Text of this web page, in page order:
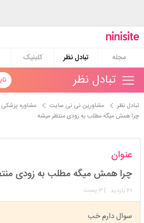
مجله
تبادل نظر کلینیک
تبادل نظر
تبادل نظر مشاورین نی نی سایت
مشاوره پزشکی
چرا همش میگه مطلب به زودی منتظر میشه
استارتر
تعداد پست: 34
عنوان
چرا همش میگه مطلب به زودی
21 بازدید | 3 پست
سوال دارم خب